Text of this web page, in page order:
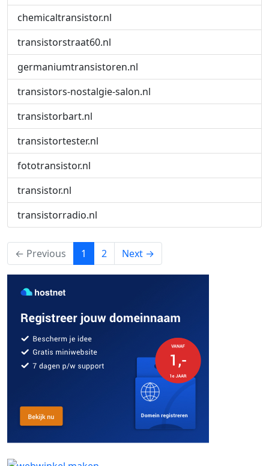
chemicaltransistor.nl
transistorstraat60.nl
germaniumtransistoren.nl
transistors-nostalgie-salon.nl
transistorbart.nl
transistortester.nl
fototransistor.nl
transistor.nl
transistorradio.nl
← Previous 1 (current)
2 Next →